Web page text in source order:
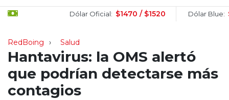
Dólar Oficial: $1470 / $1520 Dólar Blue:
RedBoing Salud
Hantavirus: la OMS alertó
que podrían detectarse más
contagios